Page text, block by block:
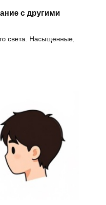
с другими
света. Насыщенные,